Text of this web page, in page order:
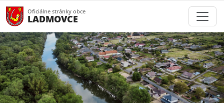
Oficiálne stránky obce
LADMOVCE